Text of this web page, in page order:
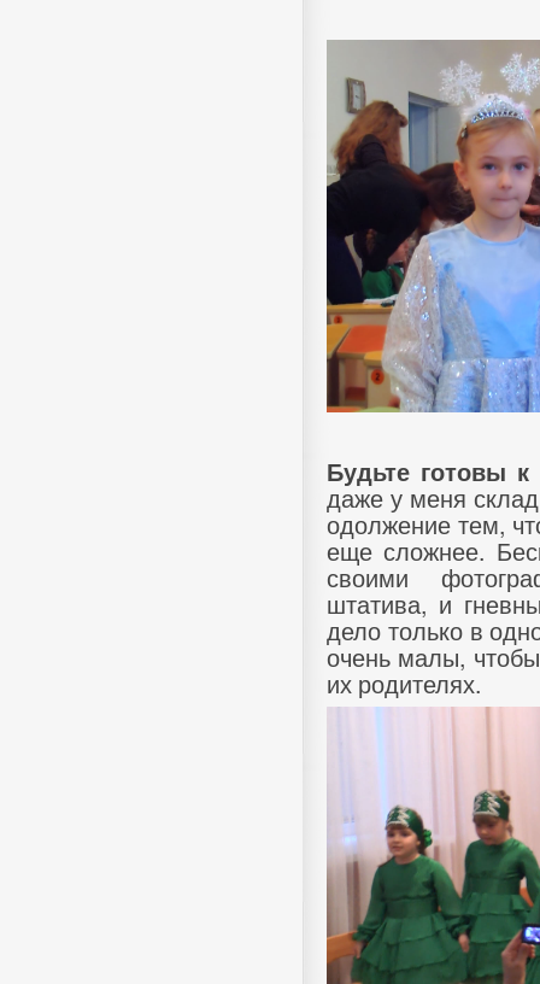
Будьте готовы
даже у меня
одолжение тем,
еще сложнее.
своими
штатива, и
дело только в
очень малы,
их родителях.